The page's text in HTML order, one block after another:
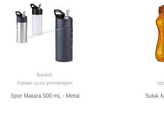
baskılı
toptan ucuz promosyon
Spor Matara 500 mL - Metal Suluk